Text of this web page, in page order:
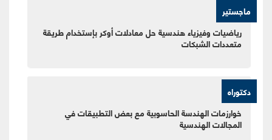
ماجستير
رياضيات وفيزياء هندسية حل معادلات أوكر بإستخدام طريقة
متعددات الشبكات
دكتوراه
خوارزمات الهندسة الحاسوبية مع بعض التطبيقات في
المجالات الهندسية